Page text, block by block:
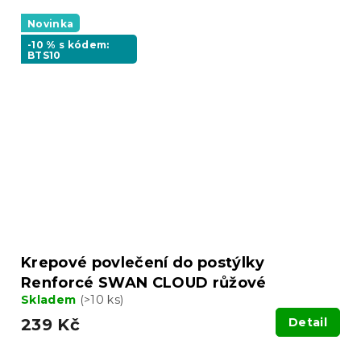
Novinka
-10 % s kódem:
BTS10
Krepové povlečení do postýlky
Renforcé SWAN CLOUD růžové
Skladem (>10 ks)
239 Kč Detail